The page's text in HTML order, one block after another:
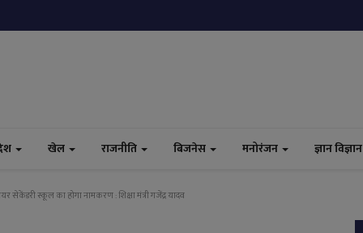
खेल राजनीति बिजनेस मनोरंजन ज्ञान विज्ञान
सेकेंडरी स्कूल का होगा नामकरण : शिक्षा मंत्री गजेंद्र यादव